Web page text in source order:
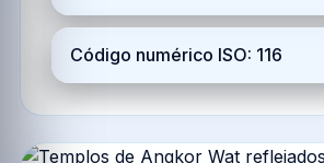
Código numérico ISO: 116